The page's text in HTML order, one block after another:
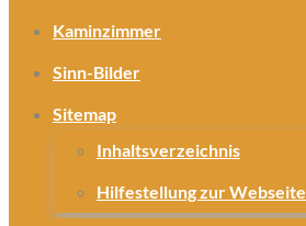
Kaminzimmer
Sinn-Bilder
Sitemap
Inhaltsverzeichnis
Hilfestellung zur Webseite